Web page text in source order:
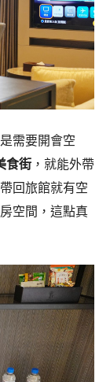
需要開會空
食街 ，就能外帶
回旅館就有空
空間，這點真